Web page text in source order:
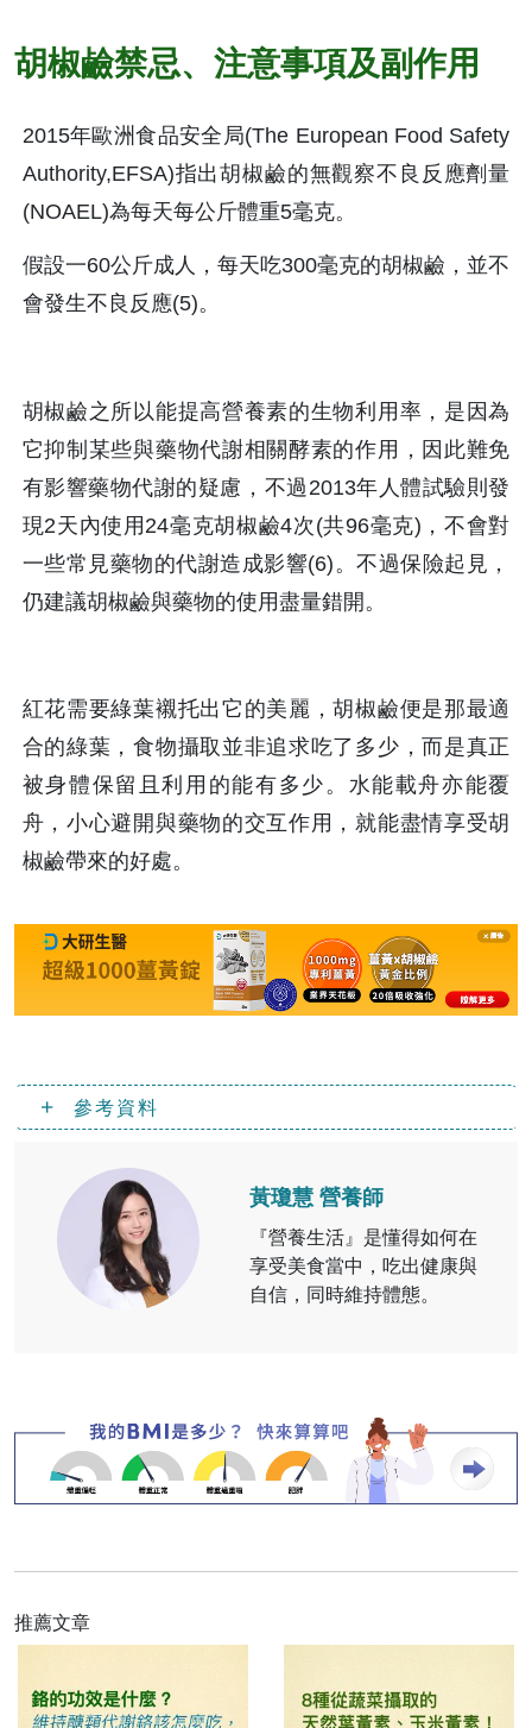
胡椒鹼禁忌、注意事項及副作用
2015年歐洲食品安全局(The European Food Safety
Authority,EFSA)指出胡椒鹼的無觀察不良反應劑量
(NOAEL)為每天每公斤體重5毫克。
假設一60公斤成人，每天吃300毫克的胡椒鹼，並不
會發生不良反應(5)。
胡椒鹼之所以能提高營養素的生物利用率，是因為
它抑制某些與藥物代謝相關酵素的作用，因此難免
有影響藥物代謝的疑慮，不過2013年人體試驗則發
現2天內使用24毫克胡椒鹼4次(共96毫克)，不會對
一些常見藥物的代謝造成影響(6)。不過保險起見，
仍建議胡椒鹼與藥物的使用盡量錯開。
紅花需要綠葉襯托出它的美麗，胡椒鹼便是那最適
合的綠葉，食物攝取並非追求吃了多少，而是真正
被身體保留且利用的能有多少。水能載舟亦能覆
舟，小心避開與藥物的交互作用，就能盡情享受胡
椒鹼帶來的好處。
參考資料
黃瓊慧 營養師
『營養生活』是懂得如何在
享受美食當中，吃出健康與
自信，同時維持體態。
推薦文章